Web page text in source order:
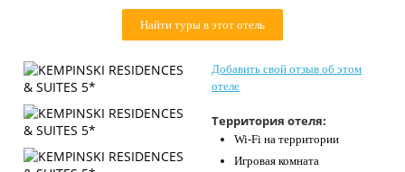
О нас
Контакты
Найти туры в этот отель
Добавить свой отзыв об этом
отеле
Территория отеля:
Wi-Fi на территории
Игровая комната